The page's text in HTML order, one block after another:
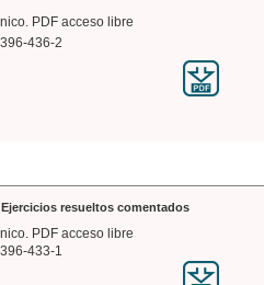
PDF acceso libre
436-2
resueltos comentados
PDF acceso libre
433-1